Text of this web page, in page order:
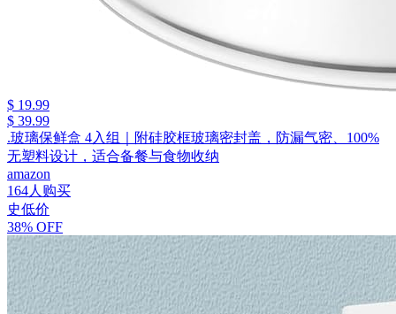
$ 19.99
$ 39.99
.玻璃保鲜盒 4入组｜附硅胶框玻璃密封盖，防漏气密、100%
无塑料设计，适合备餐与食物收纳
amazon
164人购买
史低价
38% OFF